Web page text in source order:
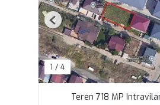
1 / 4
Previous
Teren 718 MP